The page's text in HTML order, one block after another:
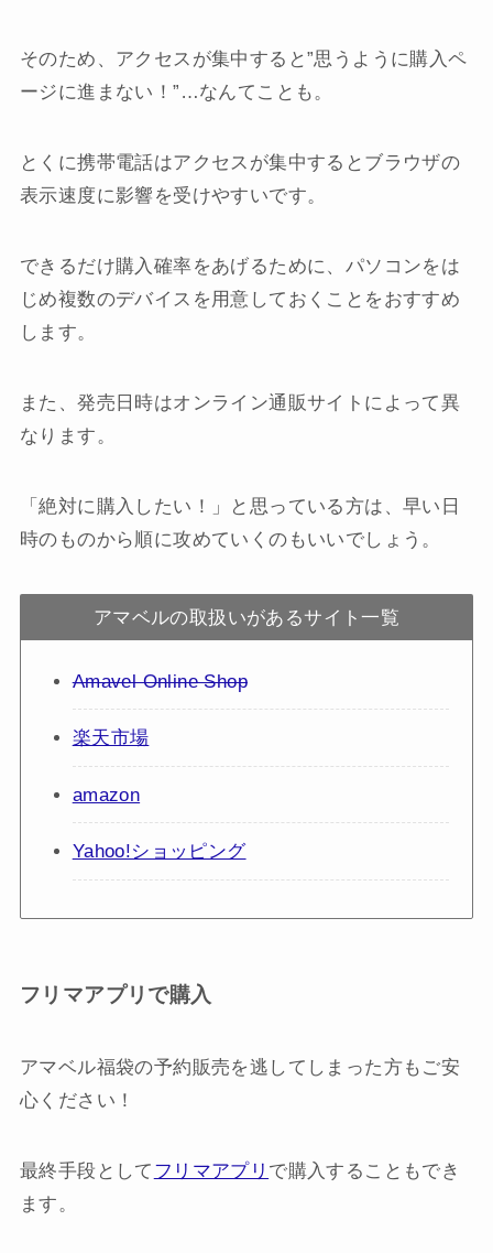
そのため、アクセスが集中すると”思うように購入ペ
ージに進まない！”…なんてことも。
とくに携帯電話はアクセスが集中するとブラウザの
表示速度に影響を受けやすいです。
できるだけ購入確率をあげるために、パソコンをは
じめ複数のデバイスを用意しておくことをおすすめ
します。
また、発売日時はオンライン通販サイトによって異
なります。
「絶対に購入したい！」と思っている方は、早い日
時のものから順に攻めていくのもいいでしょう。
アマベルの取扱いがあるサイト一覧
Amavel Online Shop
楽天市場
amazon
Yahoo!ショッピング
フリマアプリで購入
アマベル福袋の予約販売を逃してしまった方もご安
心ください！
最終手段として フリマアプリ で購入することもでき
ます。